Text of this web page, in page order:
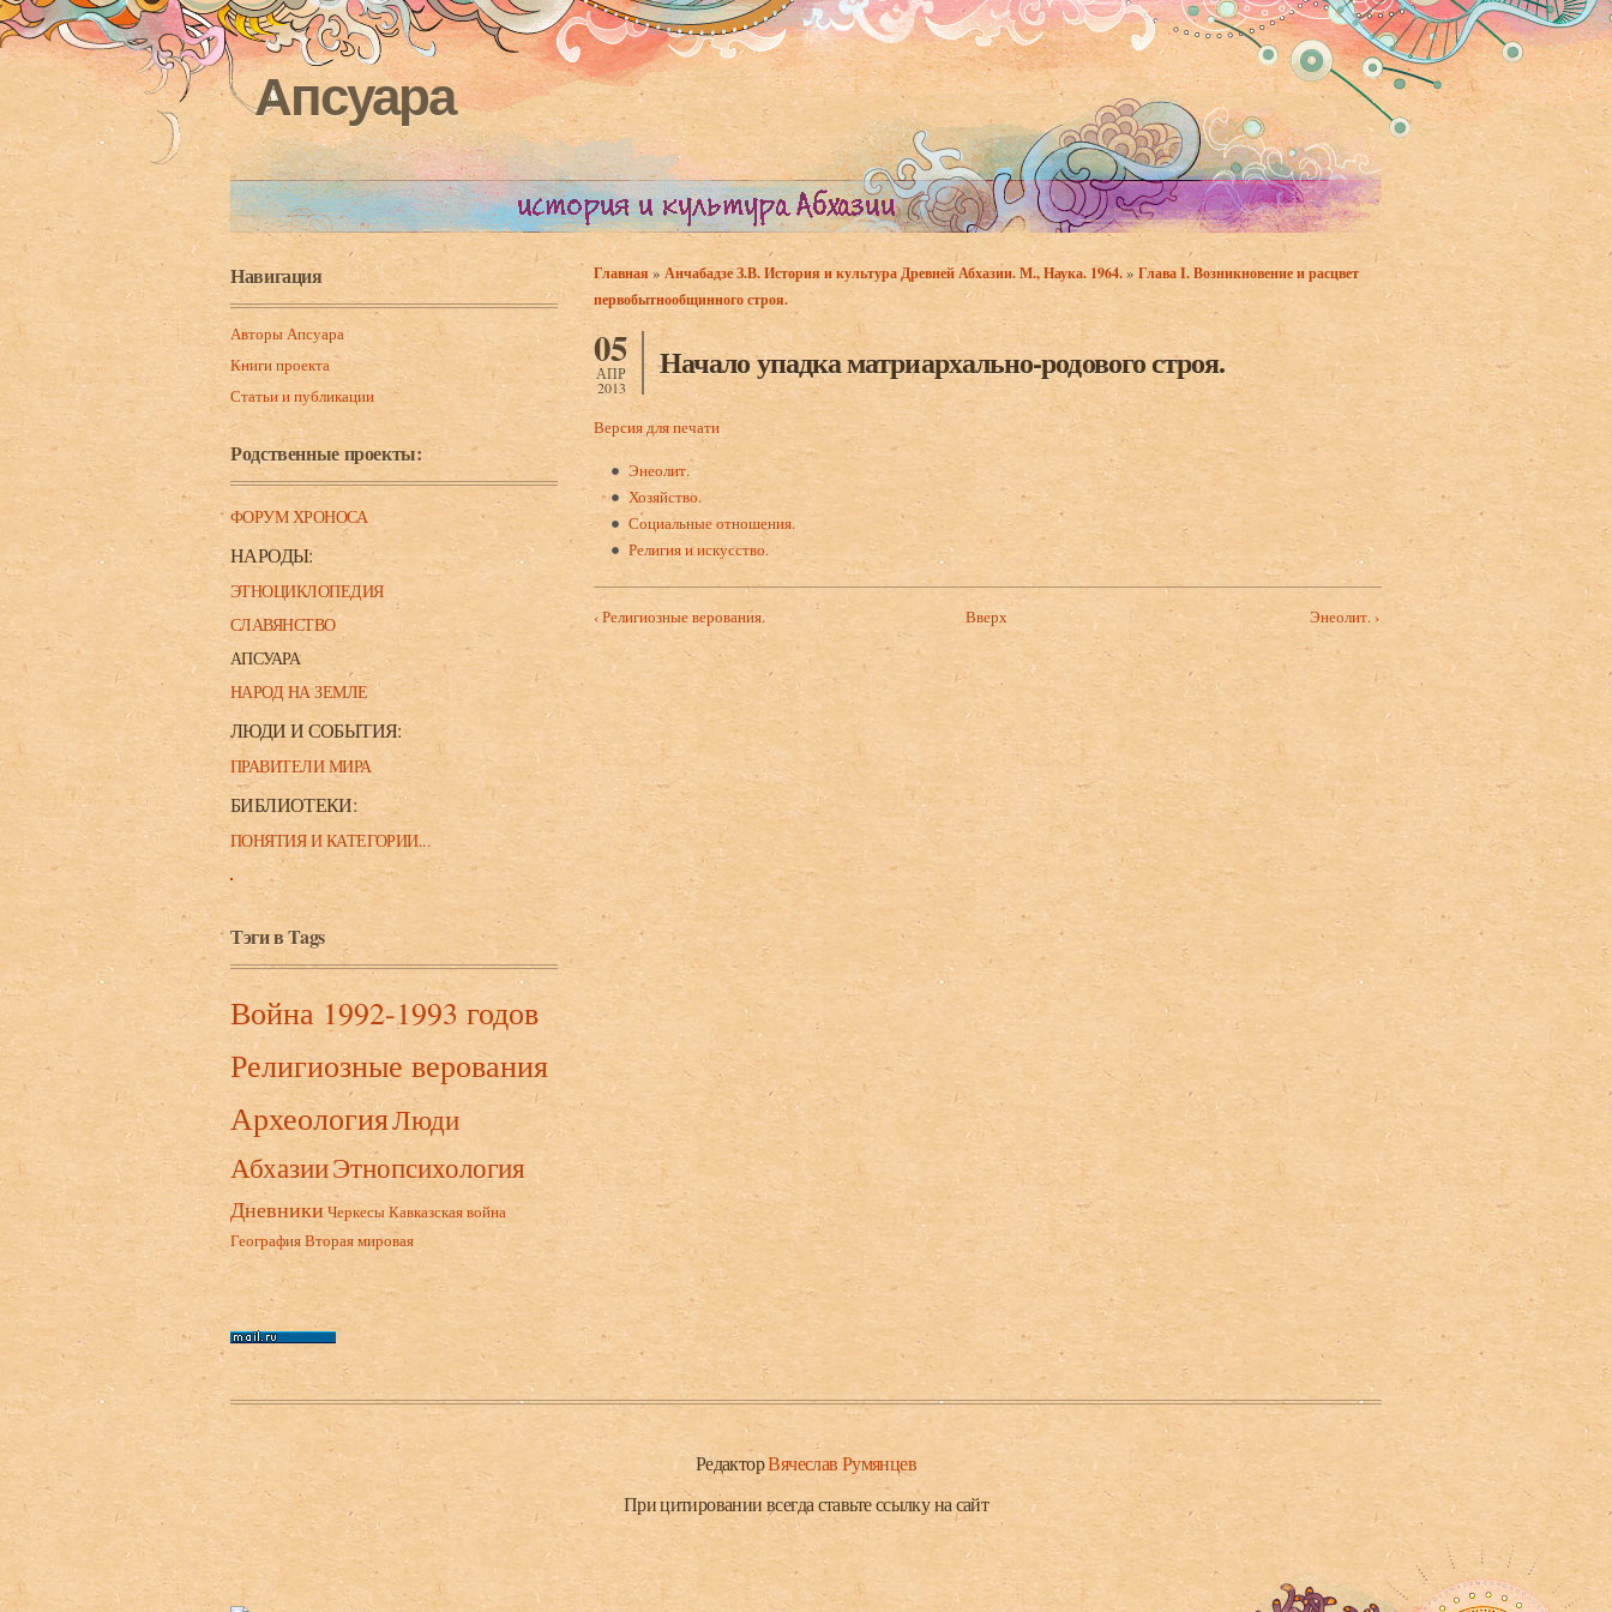
Апсуара
Навигация
Авторы Апсуара
Книги проекта
Статьи и публикации
Родственные проекты:
ФОРУМ ХРОНОСА
НАРОДЫ:
ЭТНОЦИКЛОПЕДИЯ
СЛАВЯНСТВО
АПСУАРА
НАРОД НА ЗЕМЛЕ
ЛЮДИ И СОБЫТИЯ:
ПРАВИТЕЛИ МИРА
БИБЛИОТЕКИ:
ПОНЯТИЯ И КАТЕГОРИИ...
Тэги в Tags
Война 1992-1993 годов
Религиозные верования
АрхеологияЛюди
АбхазииЭтнопсихология
Дневники ЧеркесыКавказская война
ГеографияВторая мировая
Вы здесь
Главная» Анчабадзе З.В. История и культура Древней Абхазии. М., Наука. 1964.» Глава I. Возникновение и расцвет
первобытнообщинного строя.
05
АПР
2013
Начало упадка матриархально-родового строя.
Версия для печати
Энеолит.
Хозяйство.
Социальные отношения.
Религия и искусство.
‹ Религиозные верования. Вверх Энеолит. ›
Нижний колонтитул
РедакторВячеслав Румянцев
При цитировании всегда ставьте ссылку на сайт